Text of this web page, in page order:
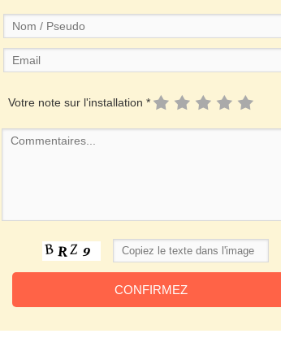
Votre note sur l'installation *